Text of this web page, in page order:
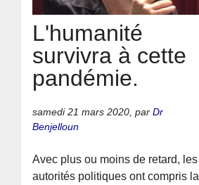
L'humanité
survivra à cette
pandémie.
samedi 21 mars 2020 ,parDr
Benjelloun
Avec plus ou moins de retard, les
autorités politiques ont compris la